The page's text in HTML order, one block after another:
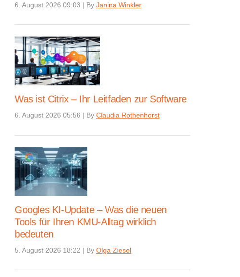
6. August 2026 09:03 | By Janina Winkler
Was ist Citrix – Ihr Leitfaden zur Software
6. August 2026 05:56 | By Claudia Rothenhorst
Googles KI-Update – Was die neuen
Tools für Ihren KMU-Alltag wirklich
bedeuten
5. August 2026 18:22 | By Olga Ziesel